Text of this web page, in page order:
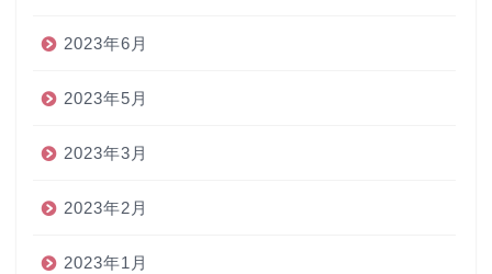
2023年6月
2023年5月
2023年3月
2023年2月
2023年1月